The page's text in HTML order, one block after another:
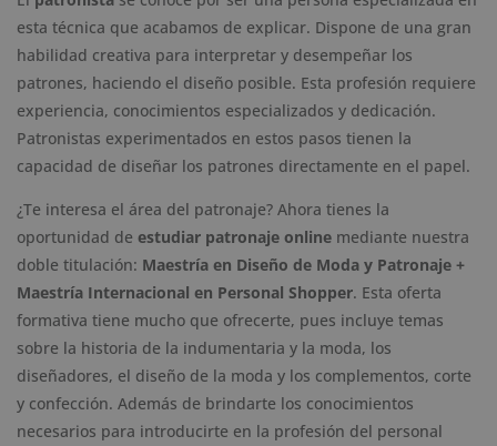
esta técnica que acabamos de explicar. Dispone de una gran
habilidad creativa para interpretar y desempeñar los
patrones, haciendo el diseño posible. Esta profesión requiere
experiencia, conocimientos especializados y dedicación.
Patronistas experimentados en estos pasos tienen la
capacidad de diseñar los patrones directamente en el papel.
¿Te interesa el área del patronaje? Ahora tienes la
oportunidad de estudiar patronaje online mediante nuestra
doble titulación: Maestría en Diseño de Moda y Patronaje +
Maestría Internacional en Personal Shopper. Esta oferta
formativa tiene mucho que ofrecerte, pues incluye temas
sobre la historia de la indumentaria y la moda, los
diseñadores, el diseño de la moda y los complementos, corte
y confección. Además de brindarte los conocimientos
necesarios para introducirte en la profesión del personal